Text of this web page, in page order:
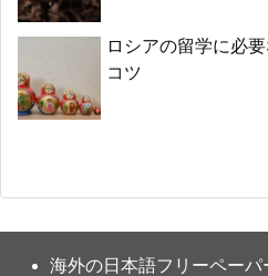
ロシアの留学に必
コツ
海外の日本語フリーペーパ